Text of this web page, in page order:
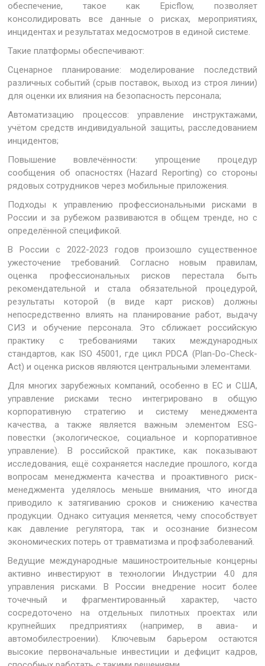
обеспечение, такое как Epicflow, позволяет
консолидировать все данные о рисках, мероприятиях,
инцидентах и результатах медосмотров в единой системе.
Такие платформы обеспечивают:
Сценарное планирование: моделирование последствий
различных событий (срыв поставок, выход из строя линии)
для оценки их влияния на безопасность персонала;
Автоматизацию процессов: управление инструктажами,
учётом средств индивидуальной защиты, расследованием
инцидентов;
Повышение вовлечённости: упрощение процедур
сообщения об опасностях (Hazard Reporting) со стороны
рядовых сотрудников через мобильные приложения.
Подходы к управлению профессиональными рисками в
России и за рубежом развиваются в общем тренде, но с
определённой спецификой.
В России с 2022-2023 годов произошло существенное
ужесточение требований. Согласно новым правилам,
оценка профессиональных рисков перестала быть
рекомендательной и стала обязательной процедурой,
результаты которой (в виде карт рисков) должны
непосредственно влиять на планирование работ, выдачу
СИЗ и обучение персонала. Это сближает российскую
практику с требованиями таких международных
стандартов, как ISO 45001, где цикл PDCA (Plan-Do-Check-
Act) и оценка рисков являются центральными элементами.
Для многих зарубежных компаний, особенно в ЕС и США,
управление рисками тесно интегрировано в общую
корпоративную стратегию и систему менеджмента
качества, а также является важным элементом ESG-
повестки (экологическое, социальное и корпоративное
управление). В российской практике, как показывают
исследования, ещё сохраняется наследие прошлого, когда
вопросам менеджмента качества и проактивного риск-
менеджмента уделялось меньше внимания, что иногда
приводило к затягиванию сроков и снижению качества
продукции. Однако ситуация меняется, чему способствует
как давление регулятора, так и осознание бизнесом
экономических потерь от травматизма и профзаболеваний.
Ведущие международные машиностроительные концерны
активно инвестируют в технологии Индустрии 4.0 для
управления рисками. В России внедрение носит более
точечный и фрагментированный характер, часто
сосредоточено на отдельных пилотных проектах или
крупнейших предприятиях (например, в авиа- и
автомобилестроении). Ключевым барьером остаются
высокие первоначальные инвестиции и дефицит кадров,